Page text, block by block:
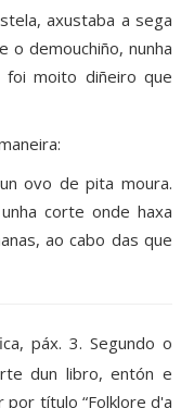
axustaba a sega
demouchiño, nunha
moito diñeiro que
ovo de pita moura.
corte onde haxa
ao cabo das que
páx. 3. Segundo o
dun libro, entón e
por título “Folklore d'a